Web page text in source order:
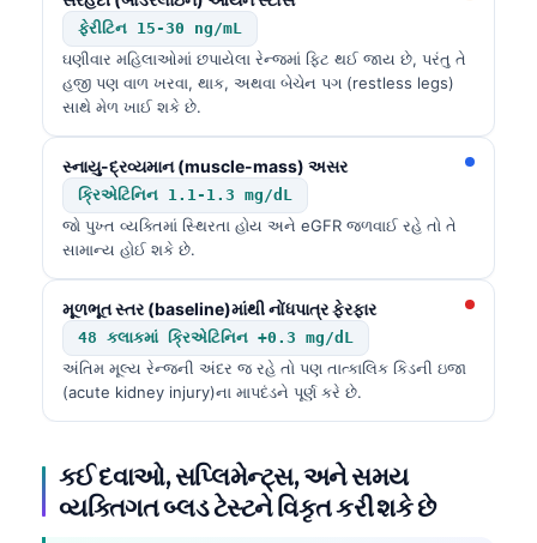
ફેરીટિન 15-30 ng/mL
ઘણીવાર મહિલાઓમાં છપાયેલા રેન્જમાં ફિટ થઈ જાય છે, પરંતુ તે
હજી પણ વાળ ખરવા, થાક, અથવા બેચેન પગ (restless legs)
સાથે મેળ ખાઈ શકે છે.
સ્નાયુ-દ્રવ્યમાન (muscle-mass) અસર
ક્રિએટિનિન 1.1-1.3 mg/dL
જો પુખ્ત વ્યક્તિમાં સ્થિરતા હોય અને eGFR જળવાઈ રહે તો તે
સામાન્ય હોઈ શકે છે.
મૂળભૂત સ્તર (baseline)માંથી નોંધપાત્ર ફેરફાર
48 કલાકમાં ક્રિએટિનિન +0.3 mg/dL
અંતિમ મૂલ્ય રેન્જની અંદર જ રહે તો પણ તાત્કાલિક કિડની ઇજા
(acute kidney injury)ના માપદંડને પૂર્ણ કરે છે.
કઈ દવાઓ, સપ્લિમેન્ટ્સ, અને સમય
વ્યક્તિગત બ્લડ ટેસ્ટને વિકૃત કરી શકે છે